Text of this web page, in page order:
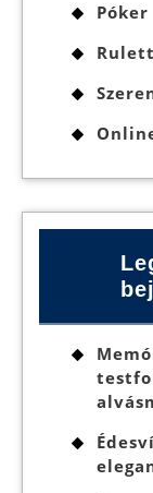
Póker
Rulett